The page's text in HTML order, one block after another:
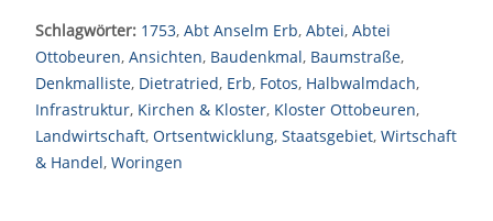
Schlagwörter: 1753, Abt Anselm Erb, Abtei, Abtei
Ottobeuren, Ansichten, Baudenkmal, Baumstraße,
Denkmalliste, Dietratried, Erb, Fotos, Halbwalmdach,
Infrastruktur, Kirchen & Kloster, Kloster Ottobeuren,
Landwirtschaft, Ortsentwicklung, Staatsgebiet, Wirtschaft
& Handel, Woringen